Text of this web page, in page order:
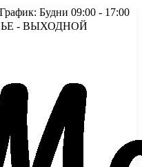
Будни 09:00 - 17:00
- ВЫХОДНОЙ